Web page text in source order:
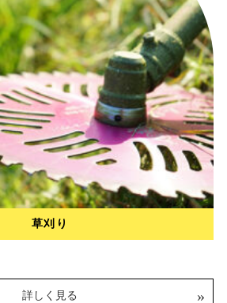
ブレーキ調整・交換
草刈り
詳しく見る